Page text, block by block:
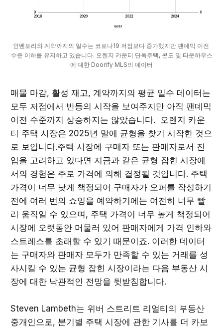
인벤토리와 계약까지의 일수는 코로나19 저점보다 증가했지만 팬데믹 이전
수준 이하를 유지하고 있습니다. 오렌지 카운티 단독주택, 콘도 및 타운하우스
에 대한 Doorify MLS의 데이터
매물 마감, 활성 재고, 계약까지의 평균 일수 데이터는
모두 저점에서 반등의 시작을 보여주지만 아직 팬데믹
이전 수준까지 상승하지는 않았습니다. 오렌지 카운
티 주택 시장은 2025년 말에 균형을 찾기 시작한 것으
로 보입니다.주택 시장에 구매자 또는 판매자로서 진
입을 고려하고 있다면 지금과 같은 균형 잡힌 시장에
서의 경험은 주로 가격에 의해 결정될 것입니다. 주택
가격이 너무 낮게 책정되어 구매자가 오퍼를 작성하기
전에 여러 번의 쇼잉을 예약하기에는 여전히 너무 빨
리 움직일 수 있으며, 주택 가격이 너무 높게 책정되어
시장에 오랫동안 머물러 있어 판매자에게 가격 인하와
스트레스를 초래할 수 있기 때문이죠. 이러한 데이터
는 구매자와 판매자 모두가 만족할 수 있는 거래를 성
사시킬 수 있는 균형 잡힌 시장이라는 다음 부동산 시
장에 대한 낙관적인 전망을 뒷받침합니다.
Steven Lambeth는 위버 스트리트 리얼티의 부동산
중개인으로, 분기별 주택 시장에 관한 기사를 더 카보